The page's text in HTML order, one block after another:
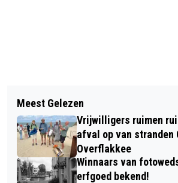
DIT IS ER TE DOEN OP HET
WEEK 19 VAN 2025
GOEDEMORGEN, HET IS
ZONDAG 4 MEI
Meest Gelezen
Vrijwilligers ruimen
afval op van stranden
Overflakkee
Winnaars van
erfgoed bekend!